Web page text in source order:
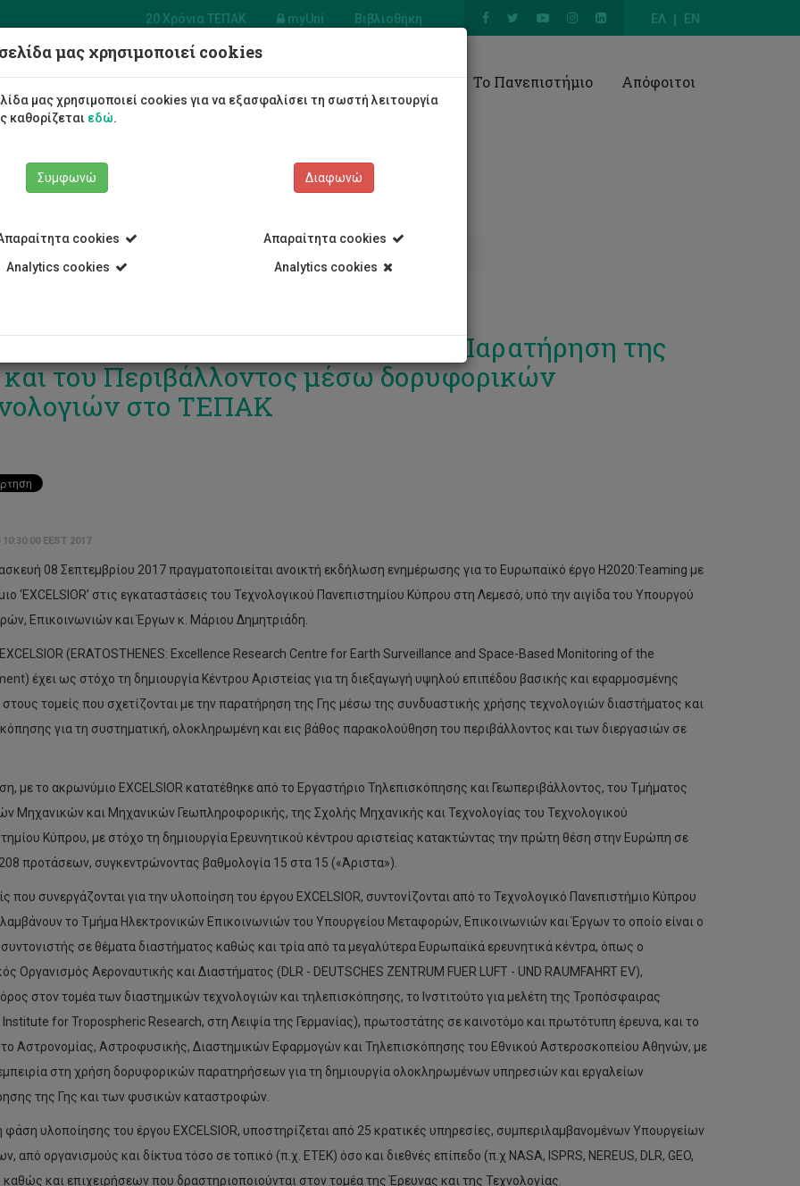
ΕΛ EN
20 Χρόνια ΤΕΠΑΚ myUni Βιβλιοθήκη
Φοιτητές/τριες Σπουδές Έρευνα Το Πανεπιστήμιο Απόφοιτοι
Κέντρου Αριστείας για την Παρατήρηση της
του Περιβάλλοντος μέσω δορυφορικών
στο ΤΕΠΑΚ
EEST 2017
08 Σεπτεμβρίου 2017 πραγματοποιείται ανοικτή εκδήλωση ενημέρωσης για το Ευρωπαϊκό έργο H2020:Teaming με
‘EXCELSIOR’ στις εγκαταστάσεις του Τεχνολογικού Πανεπιστημίου Κύπρου στη Λεμεσό, υπό την αιγίδα του Υπουργού
Επικοινωνιών και Έργων κ. Μάριου Δημητριάδη.
(ERATOSTHENES: Excellence Research Centre for Earth Surveillance and Space-Based Monitoring of the
έχει ως στόχο τη δημιουργία Κέντρου Αριστείας για τη διεξαγωγή υψηλού επιπέδου βασικής και εφαρμοσμένης
στους τομείς που σχετίζονται με την παρατήρηση της Γης μέσω της συνδυαστικής χρήσης τεχνολογιών διαστήματος και
για τη συστηματική, ολοκληρωμένη και εις βάθος παρακολούθηση του περιβάλλοντος και των διεργασιών σε
με το ακρωνύμιο EXCELSIOR κατατέθηκε από το Εργαστήριο Τηλεπισκόπησης και Γεωπεριβάλλοντος, του Τμήματος
Μηχανικών και Μηχανικών Γεωπληροφορικής, της Σχολής Μηχανικής και Τεχνολογίας του Τεχνολογικού
Κύπρου, με στόχο τη δημιουργία Ερευνητικού κέντρου αριστείας κατακτώντας την πρώτη θέση στην Ευρώπη σε
προτάσεων, συγκεντρώνοντας βαθμολογία 15 στα 15 («Άριστα»).
που συνεργάζονται για την υλοποίηση του έργου EXCELSIOR, συντονίζονται από το Τεχνολογικό Πανεπιστήμιο Κύπρου
το Τμήμα Ηλεκτρονικών Επικοινωνιών του Υπουργείου Μεταφορών, Επικοινωνιών και Έργων το οποίο είναι ο
συντονιστής σε θέματα διαστήματος καθώς και τρία από τα μεγαλύτερα Ευρωπαϊκά ερευνητικά κέντρα, όπως ο
Οργανισμός Αεροναυτικής και Διαστήματος (DLR - DEUTSCHES ZENTRUM FUER LUFT - UND RAUMFAHRT EV),
στον τομέα των διαστημικών τεχνολογιών και τηλεπισκόπησης, το Ινστιτούτο για μελέτη της Τροπόσφαιρας
Ιnstitute for Tropospheric Research, στη Λειψία της Γερμανίας), πρωτοστάτης σε καινοτόμο και πρωτότυπη έρευνα, και το
Αστρονομίας, Αστροφυσικής, Διαστημικών Εφαρμογών και Τηλεπισκόπησης του Εθνικού Αστεροσκοπείου Αθηνών, με
στη χρήση δορυφορικών παρατηρήσεων για τη δημιουργία ολοκληρωμένων υπηρεσιών και εργαλείων
της Γης και των φυσικών καταστροφών.
υλοποίησης του έργου EXCELSIOR, υποστηρίζεται από 25 κρατικές υπηρεσίες, συμπεριλαμβανομένων Υπουργείων
από οργανισμούς και δίκτυα τόσο σε τοπικό (π.χ. ΕΤΕΚ) όσο και διεθνές επίπεδο (π.χ NASA, ISPRS, NEREUS, DLR, GEO,
καθώς και επιχειρήσεων που δραστηριοποιούνται στον τομέα της Έρευνας και της Τεχνολογίας.
μας χρησιμοποιεί cookies
μας χρησιμοποιεί cookies για να εξασφαλίσει τη σωστή λειτουργία
καθορίζεται εδώ.
Συμφωνώ
cookies
Analytics cookies
Διαφωνώ
Απαραίτητα cookies
Analytics cookies